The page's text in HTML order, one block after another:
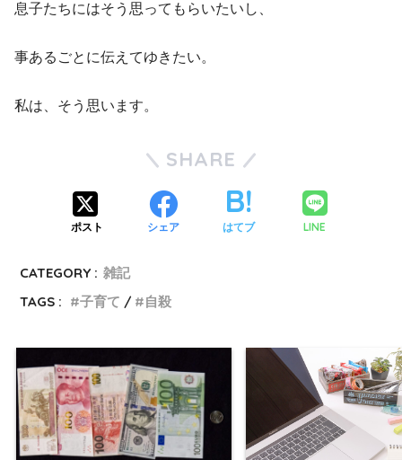
息子たちにはそう思ってもらいたいし、
事あるごとに伝えてゆきたい。
私は、そう思います。
SHARE
ポスト シェア はてブ LINE
CATEGORY : 雑記
TAGS :
子育て 自殺